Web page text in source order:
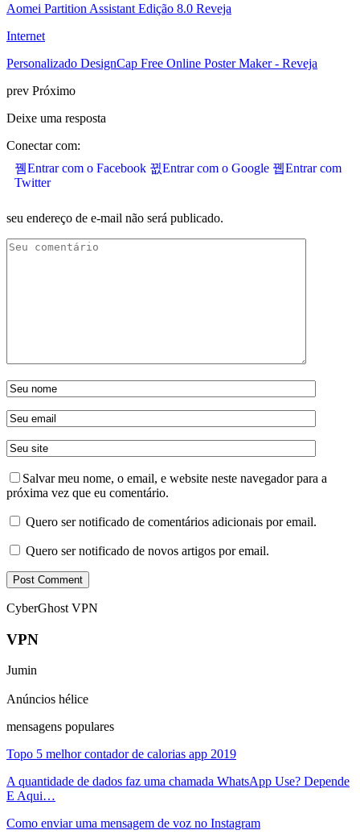
Aomei Partition Assistant Edição 8.0 Reveja
Internet
Personalizado DesignCap Free Online Poster Maker - Reveja
prev Próximo
Deixe uma resposta
Conectar com:
Entrar com o Facebook
Entrar com o Google
Entrar com
Twitter
seu endereço de e-mail não será publicado.
Salvar meu nome, o email, e website neste navegador para a
próxima vez que eu comentário.
Quero ser notificado de comentários adicionais por email.
Quero ser notificado de novos artigos por email.
CyberGhost VPN
VPN
Jumin
Anúncios hélice
mensagens populares
Topo 5 melhor contador de calorias app 2019
A quantidade de dados faz uma chamada WhatsApp Use? Depende
E Aqui…
Como enviar uma mensagem de voz no Instagram